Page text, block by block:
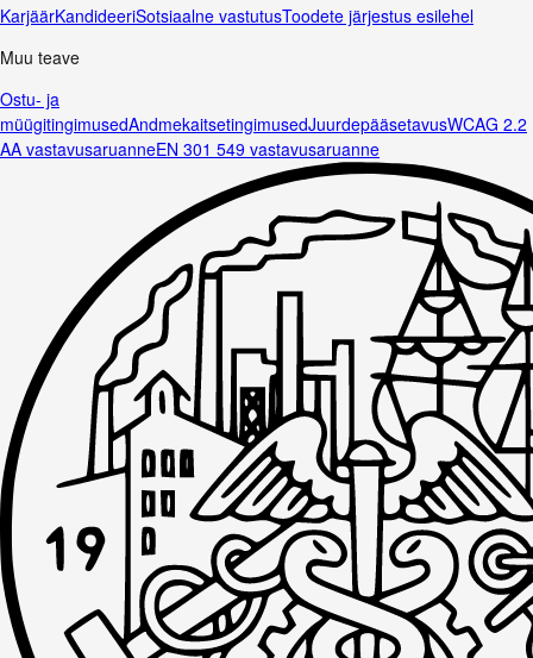
KarjäärKandideeriSotsiaalne vastutusToodete järjestus esilehel
Muu teave
Ostu- ja
müügitingimusedAndmekaitsetingimusedJuurdepääsetavusWCAG 2.2
AA vastavusaruanneEN 301 549 vastavusaruanne